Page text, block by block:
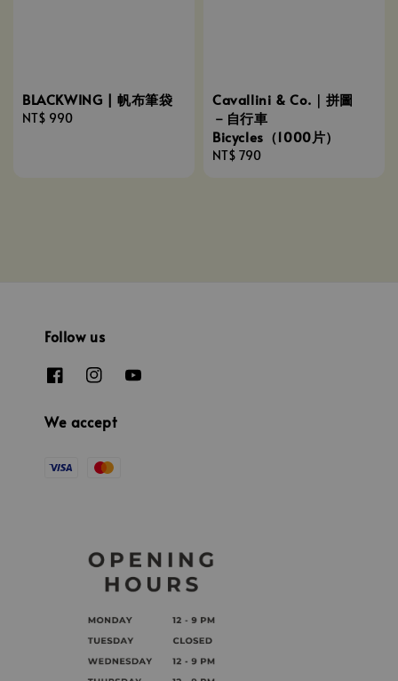
BLACKWING | 帆布筆袋
Regular
NT$ 990
Cavallini & Co.｜拼圖
－自行車
Bicycles（1000片）
Regular
NT$ 790
Follow us
We accept